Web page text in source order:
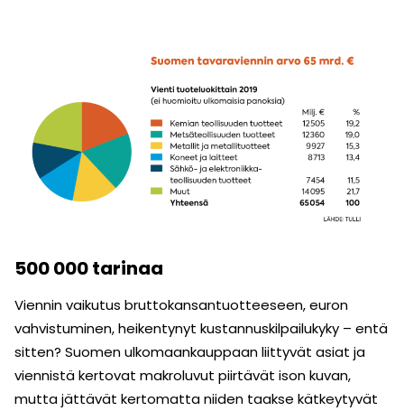
500 000 tarinaa
Viennin vaikutus bruttokansantuotteeseen, euron
vahvis­tuminen, heikentynyt kustannuskilpailukyky – entä
sitten? Suomen ulkomaankauppaan liittyvät asiat ja
viennistä kertovat makroluvut piirtävät ison kuvan,
mutta jättävät kertomatta niiden taakse kätkeytyvät